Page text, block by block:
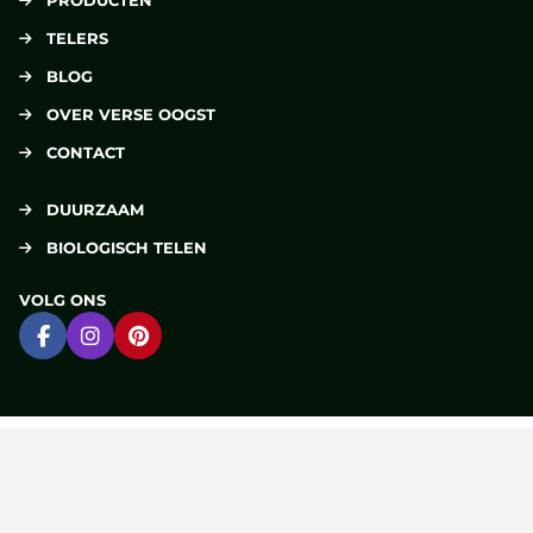
TELERS
BLOG
OVER VERSE OOGST
CONTACT
DUURZAAM
BIOLOGISCH TELEN
VOLG ONS
Ga naar Facebook
Ga naar Instagram
Ga naar Pinterest